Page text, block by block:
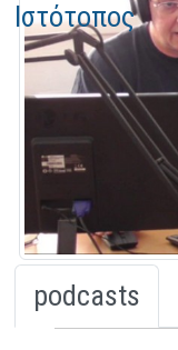
Ιστότοπος
podcasts